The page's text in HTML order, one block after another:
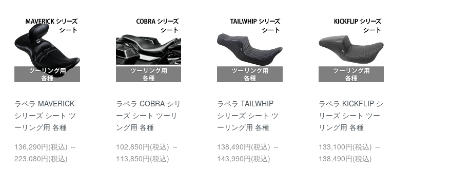
ラペラ MAVERICK
シリーズ シート ツ
ーリング用 各種
136,290円(税込) ～
223,080円(税込)
ラペラ COBRA シリ
ーズ シート ツーリ
ング用 各種
102,850円(税込) ～
113,850円(税込)
ラペラ TAILWHIP
シリーズ シート ツ
ーリング用 各種
138,490円(税込) ～
143,990円(税込)
ラペラ KICKFLIP シ
リーズ シート ツー
リング用 各種
133,100円(税込) ～
138,490円(税込)